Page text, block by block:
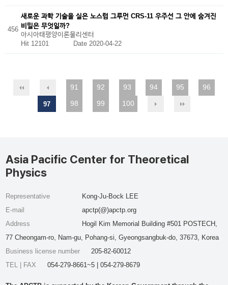
456
새로운 과학 기술을 실은 노스럽 그루먼 CRS-11 우주선 그 안에 숨겨진
비밀은 무엇일까?
아시아태평양이론물리센터
Hit 12101
Date 2020-04-22
91 92 93 94 95 96
97 98 99 100
Asia Pacific Center for Theoretical
Physics
Representative
Kong-Ju-Bock LEE
E-mail
apctp(@)apctp.org
Address
Hogil Kim Memorial Building #501 POSTECH,
77 Cheongam-ro, Nam-gu, Pohang-si, Gyeongsangbuk-do, 37673, Korea
Business license number
205-82-60012
TEL | FAX
054-279-8661~5 | 054-279-8679